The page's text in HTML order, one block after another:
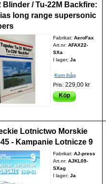
Blinder / Tu-22M Backfire:
long range supersonic
Fabrikat:AeroFax
Art.nr:AFAX22-
SXa
I lager: Ja
Kom ihåg
Pris:229,00 kr
Köp
Lotnictwo Morskie
- Kampanie Lotnicze 9
Fabrikat:AJ-press
Art.nr:AJKL09-
SXag
I lager: Ja